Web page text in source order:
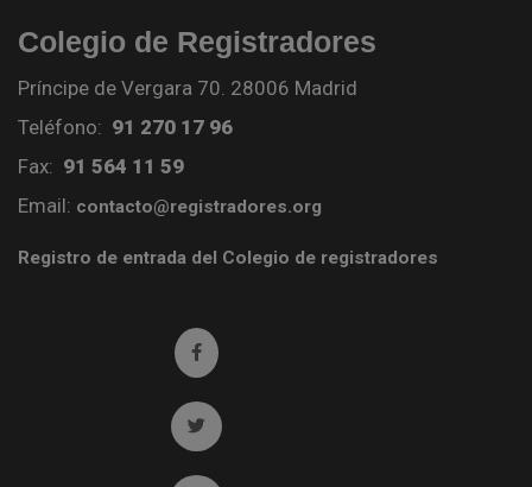
Colegio de Registradores
Príncipe de Vergara 70. 28006 Madrid
Teléfono: 91 270 17 96
Fax: 91 564 11 59
Email: contacto@registradores.org
Registro de entrada del Colegio de registradores
Ir a facebook (abre en ventana nueva)
Ir a twitter (abre en ventana nueva)